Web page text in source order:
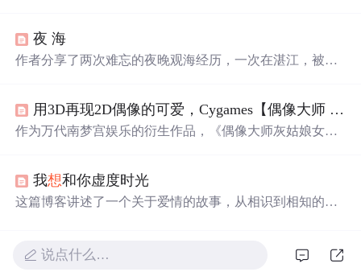
思考的象征。
夜 海
作者分享了两次难忘的夜晚观海经历，一次在湛江，被夜
用3D再现2D偶像的可爱，Cygames【偶像大师 灰姑娘女孩】开发示例
作为万代南梦宫娱乐的衍生作品，《偶像大师灰姑娘女孩
插图的偶像通过3DCG技术在手机游戏中重现，包括角色
建模、表情制作、舞蹈动作捕捉及口型同步等方面的技术
我想和你虚度时光
这篇博客讲述了一个关于爱情的故事，从相识到相知的过
诺。说点什么…